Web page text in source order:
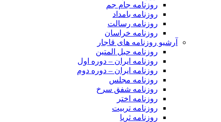
روزنامه جام جم
روزنامه بامداد
روزنامه رسالت
روزنامه خراسان
آرشیو روزنامه های قاجار
روزنامه حبل المتین
روزنامه ایران – دوره اول
روزنامه ایران – دوره دوم
روزنامه مجلس
روزنامه شفق سرخ
روزنامه اختر
روزنامه تربیت
روزنامه ثریا